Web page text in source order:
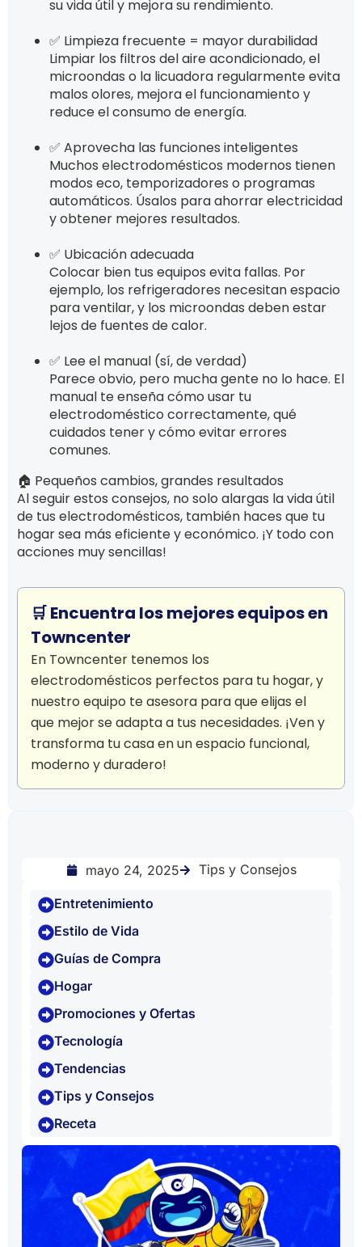
su vida útil y mejora su rendimiento.
✅ Limpieza frecuente = mayor durabilidad
Limpiar los filtros del aire acondicionado, el
microondas o la licuadora regularmente evita
malos olores, mejora el funcionamiento y
reduce el consumo de energía.
✅ Aprovecha las funciones inteligentes
Muchos electrodomésticos modernos tienen
modos eco, temporizadores o programas
automáticos. Úsalos para ahorrar electricidad
y obtener mejores resultados.
✅ Ubicación adecuada
Colocar bien tus equipos evita fallas. Por
ejemplo, los refrigeradores necesitan espacio
para ventilar, y los microondas deben estar
lejos de fuentes de calor.
✅ Lee el manual (sí, de verdad)
Parece obvio, pero mucha gente no lo hace. El
manual te enseña cómo usar tu
electrodoméstico correctamente, qué
cuidados tener y cómo evitar errores
comunes.
🏠 Pequeños cambios, grandes resultados
Al seguir estos consejos, no solo alargas la vida útil
de tus electrodomésticos, también haces que tu
hogar sea más eficiente y económico. ¡Y todo con
acciones muy sencillas!
🛒 Encuentra los mejores equipos en
Towncenter
En Towncenter tenemos los
electrodomésticos perfectos para tu hogar, y
nuestro equipo te asesora para que elijas el
que mejor se adapta a tus necesidades. ¡Ven y
transforma tu casa en un espacio funcional,
moderno y duradero!
mayo 24, 2025 Tips y Consejos
Entretenimiento
Estilo de Vida
Guías de Compra
Hogar
Promociones y Ofertas
Tecnología
Tendencias
Tips y Consejos
Receta